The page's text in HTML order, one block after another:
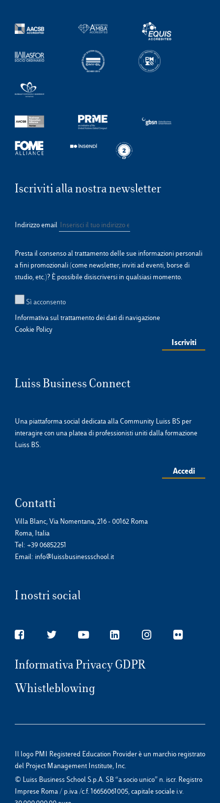
Iscriviti alla nostra newsletter
Indirizzo email
Presta il consenso al trattamento delle sue informazioni personali
a fini promozionali (come newsletter, inviti ad eventi, borse di
studio, etc.)? È possibile disiscriversi in qualsiasi momento.
Sì acconsento
Informativa sul trattamento dei dati di navigazione
Cookie Policy
Luiss Business Connect
Una piattaforma social dedicata alla Community Luiss BS per
interagire con una platea di professionisti uniti dalla formazione
Luiss BS.
Accedi
Contatti
Villa Blanc, Via Nomentana, 216 - 00162 Roma
Roma, Italia
Tel: +39 06852251
Email: info@luissbusinessschool.it
I nostri social
Informativa Privacy GDPR
Whistleblowing
Il logo PMI Registered Education Provider è un marchio registrato
del Project Management Institute, Inc.
© Luiss Business School S.p.A. SB “a socio unico” n. iscr. Registro
Imprese Roma / p.iva /c.f. 16656061005, capitale sociale i.v.